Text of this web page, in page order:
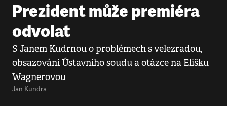
Prezident může premiéra
odvolat
S Janem Kudrnou o problémech s velezradou,
obsazování Ústavního soudu a otázce na Elišku
Wagnerovou
Jan Kundra